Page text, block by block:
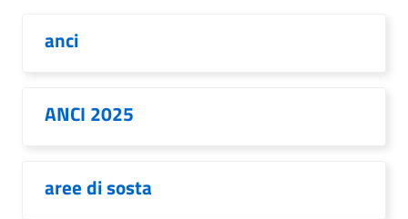
anci
ANCI 2025
aree di sosta